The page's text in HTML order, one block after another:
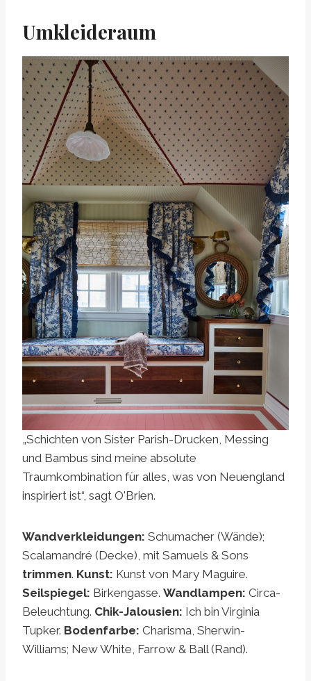
Umkleideraum
„Schichten von Sister Parish-Drucken, Messing
und Bambus sind meine absolute
Traumkombination für alles, was von Neuengland
inspiriert ist“, sagt O'Brien.
Wandverkleidungen: Schumacher (Wände);
Scalamandré (Decke), mit Samuels & Sons
trimmen. Kunst: Kunst von Mary Maguire.
Seilspiegel: Birkengasse. Wandlampen: Circa-
Beleuchtung. Chik-Jalousien: Ich bin Virginia
Tupker. Bodenfarbe: Charisma, Sherwin-
Williams; New White, Farrow & Ball (Rand).